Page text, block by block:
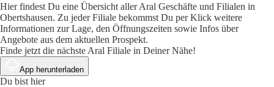
Hier findest Du eine Übersicht aller Aral Geschäfte und Filialen in
Obertshausen. Zu jeder Filiale bekommst Du per Klick weitere
Informationen zur Lage, den Öffnungszeiten sowie Infos über
Angebote aus dem aktuellen Prospekt.
Finde jetzt die nächste Aral Filiale in Deiner Nähe!
App herunterladen
Du bist hier